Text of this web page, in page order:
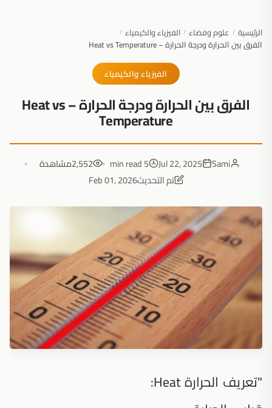
الرئيسية / علوم وفضاء / الفيزياء والكيمياء /
الفرق بين الحرارة ودرجة الحرارة – Heat vs Temperature
الفيزياء والكيمياء
الفرق بين الحرارة ودرجة الحرارة – Heat vs
Temperature
Sami
Jul 22, 2025
5 min read
2,552مشاهدة
تم التحديثFeb 01, 2026
"تعريف الحرارة Heat: